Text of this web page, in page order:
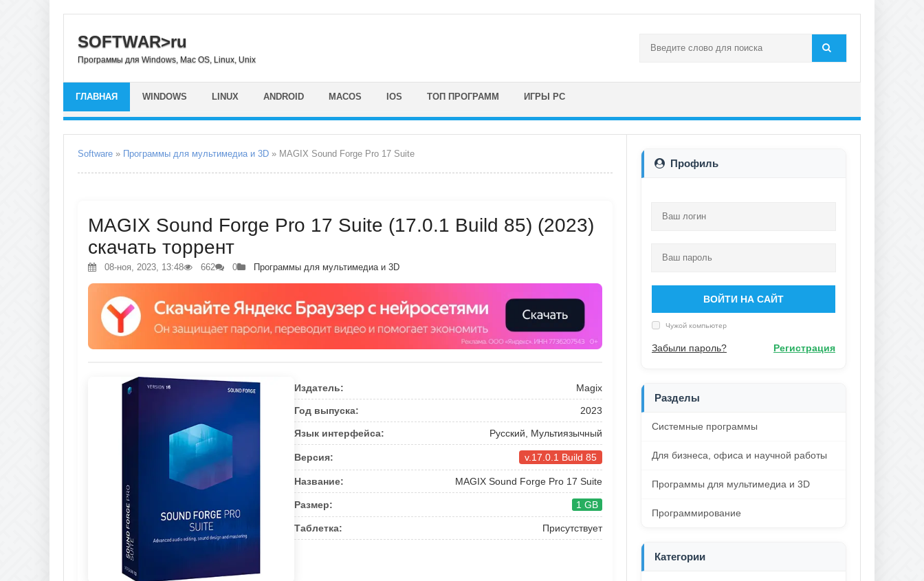
SOFTWAR>ru
Программы для Windows, Mac OS, Linux, Unix
ГЛАВНАЯ WINDOWS LINUX ANDROID MACOS IOS ТОП ПРОГРАММ ИГРЫ PC
Software » Программы для мультимедиа и 3D » MAGIX Sound Forge Pro 17 Suite
MAGIX Sound Forge Pro 17 Suite (17.0.1 Build 85) (2023)
скачать торрент
08-ноя, 2023, 13:48 662 0 Программы для мультимедиа и 3D
Издатель: Magix
Год выпуска: 2023
Язык интерфейса: Русский, Мультиязычный
Версия: v.17.0.1 Build 85
Название: MAGIX Sound Forge Pro 17 Suite
Размер: 1 GB
Таблетка: Присутствует
Профиль
ВОЙТИ НА САЙТ
Чужой компьютер
Забыли пароль? Регистрация
Разделы
Системные программы
Для бизнеса, офиса и научной работы
Программы для мультимедиа и 3D
Программирование
Категории